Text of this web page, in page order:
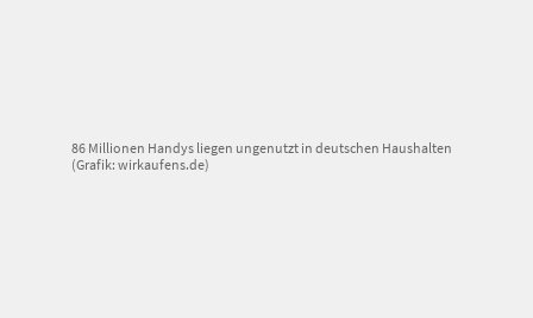
86 Millionen Handys liegen ungenutzt in deutschen Haushalten
(Grafik: wirkaufens.de)